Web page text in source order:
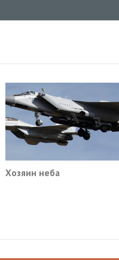
Хозяин неба